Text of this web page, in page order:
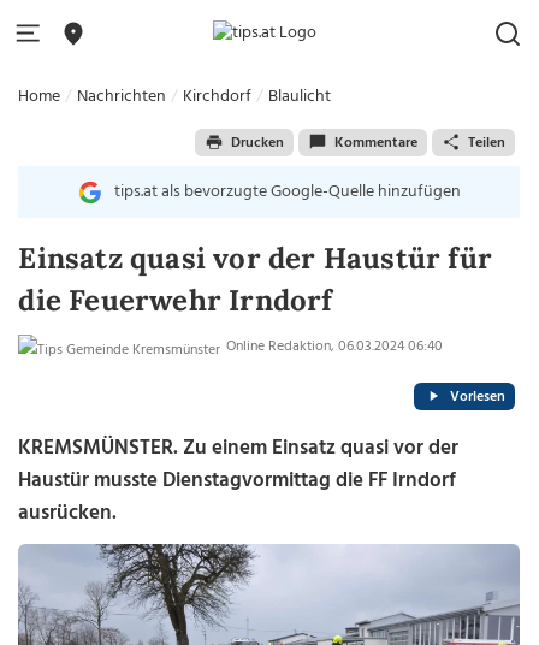
Home Nachrichten Kirchdorf Blaulicht
Drucken Kommentare Teilen
tips.at als bevorzugte Google-Quelle hinzufügen
Einsatz quasi vor der Haustür für
die Feuerwehr Irndorf
Online Redaktion, 06.03.2024 06:40
Vorlesen
KREMSMÜNSTER. Zu einem Einsatz quasi vor der
Haustür musste Dienstagvormittag die FF Irndorf
ausrücken.